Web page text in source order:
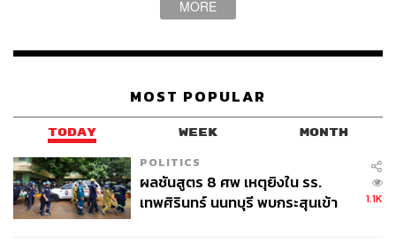
การทำงานและด้านกายภาพ (มีโจ๊กว่านิ้วของคนอเมริกัน
สมัยอเมริกามีและเป็นเจ้าของก็สูงมากเกินกว่าจะเอาไปใช้ใน
แม้แต่ทำกระจกสำหรับรถยนต์ เรื่องนี้ชี้ให้ประเด็นว่า หาก
โจทย์ของเศรษฐกิจสหรัฐอเมริกาเป็นเรื่องการจ้างงานและ
ค่าแรง การเอาภาคอุตสาหกรรมกลับมายังประเทศอาจไม่ใช่
ทางเลือกที่ดีที่สุดก็เป็นไปได้
มาตรการทางภาษีของทรัมป์ได้พาเรากลับไปสู่ยุค ISI
(Import-substitution Industrialization) ซึ่งเป็นยุคสมัยที่มีการ
MORE
MOST POPULAR
TODAY WEEK MONTH
POLITICS
ผลชันสูตร 8 ศพ เหตุยิงใน รร.
เทพศิรินทร์ นนทบุรี พบกระสุนเข้า
1.1K